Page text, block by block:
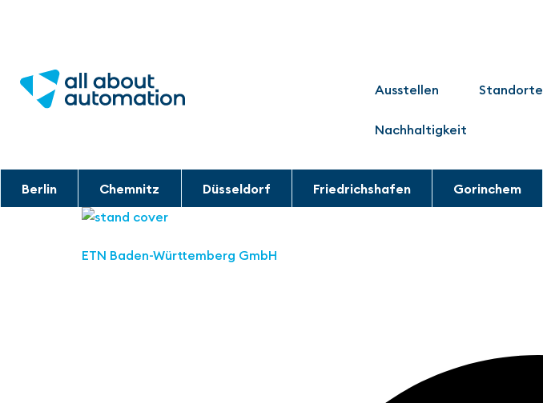
Ausstellen Standorte
Nachhaltigkeit
Berlin Chemnitz Düsseldorf Friedrichshafen Gorinchem
ETN Baden-Württemberg GmbH